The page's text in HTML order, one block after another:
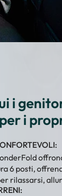
i
i
6 posti,
rilassarsi,